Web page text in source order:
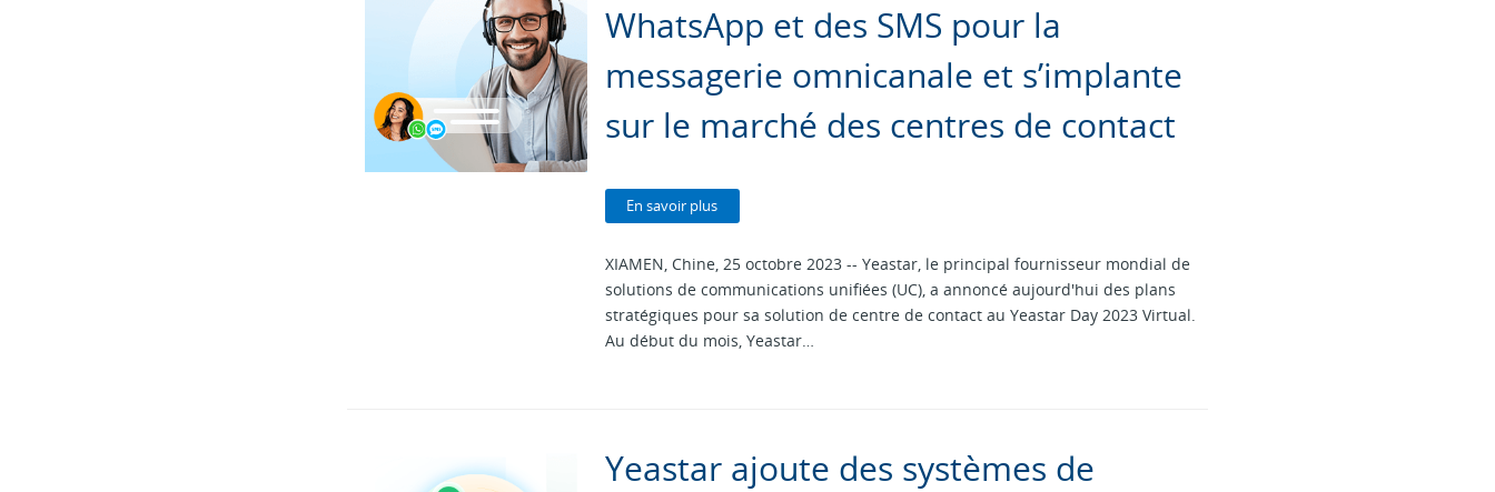
WhatsApp et des SMS pour la
messagerie omnicanale et s’implante
sur le marché des centres de contact
En savoir plus
XIAMEN, Chine, 25 octobre 2023 -- Yeastar, le principal fournisseur mondial de
solutions de communications unifiées (UC), a annoncé aujourd'hui des plans
stratégiques pour sa solution de centre de contact au Yeastar Day 2023 Virtual.
Au début du mois, Yeastar…
Yeastar ajoute des systèmes de